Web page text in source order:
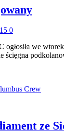
0
ogłosiła we
ścięgna
ze